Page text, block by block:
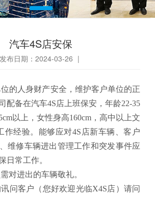
汽车4S店安保
发布日期：2024-03-26 |
的人身财产安全，维护客户单位的正
配备在汽车4S店上班保安，年龄22-35
以上，女性身高160cm，高中以上文
作经验。能够应对4S店新车辆、客户
维修车辆进出管理工作和突发事件应
日常工作。
对进出的车辆敬礼。
问客户（您好欢迎光临X4S店）请问